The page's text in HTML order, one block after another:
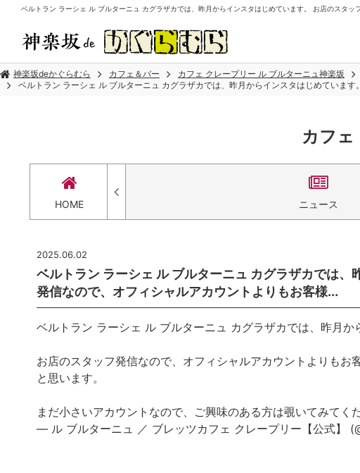
ベルトラン ラーシェ ル ブルターニュ カグラザカでは、昨月からインスタはじめています。 お店のスタ
神楽坂deかぐらむら カフェ＆バー カフェ クレープリー ル ブルターニュ神楽坂
ベルトラン ラーシェ ル ブルターニュ カグラザカでは、昨月からインスタはじめていま
カフェ
HOME ニュース
2025.06.02
ベルトラン ラーシェ ル ブルターニュ カグラザカでは
発信なので、オフィシャルアカウントよりもお客様...
ベルトラン ラーシェ ル ブルターニュ カグラザカでは、昨月か
お店のスタッフ発信なので、オフィシャルアカウントよりも
と思います。
まだ小さいアカウントなので、ご興味のある方は覗いてみてく
— ル ブルターニュ ／ ブレッツカフェ クレープリー【公式】